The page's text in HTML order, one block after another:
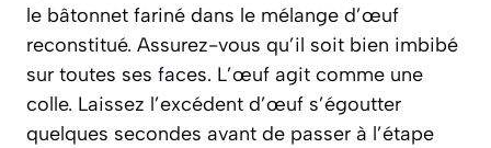
le bâtonnet fariné dans le mélange d’œuf
reconstitué. Assurez-vous qu’il soit bien imbibé
sur toutes ses faces. L’œuf agit comme une
colle. Laissez l’excédent d’œuf s’égoutter
quelques secondes avant de passer à l’étape